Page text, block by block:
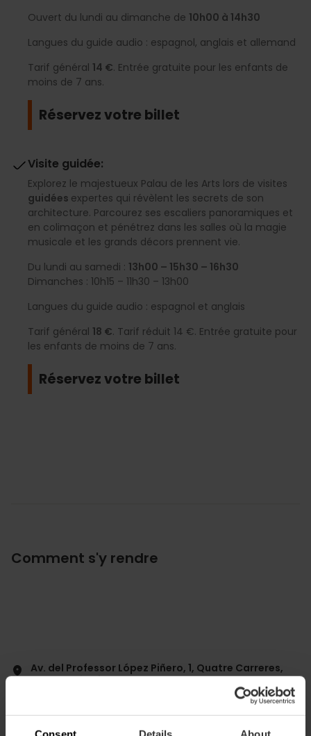
Ouvert du lundi au dimanche de 10h00 à 14h30
Langues du guide audio : espagnol, anglais et allemand
Tarif général 14 €. Entrée gratuite pour les enfants de
moins de 7 ans.
Réservez votre billet
Visite guidée:
Explorez le majestueux Palau de les Arts lors de visites
guidées expertes qui révèlent les secrets de son
architecture. Parcourez ses escaliers panoramiques et
en colimaçon et pénétrez dans les salles où la magie
musicale et les grands décors prennent vie.
Du lundi au samedi : 13h00 – 15h30 – 16h30
Dimanches : 10h15 – 11h30 – 13h00
Langues du guide audio : espagnol et anglais
Tarif général 18 €. Tarif réduit 14 €. Entrée gratuite pour
les enfants de moins de 7 ans.
Réservez votre billet
Comment s'y rendre
Av. del Professor López Piñero, 1, Quatre Carreres,
46013 València, España